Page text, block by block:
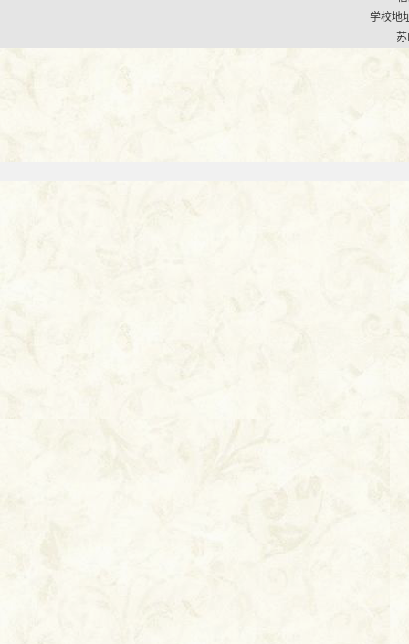
学校地